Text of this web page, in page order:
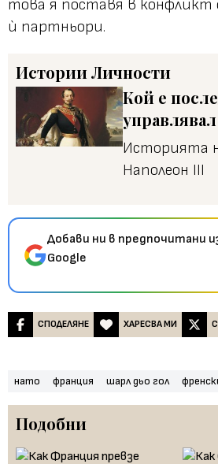
това я поставя в конфликт
ѝ партньори.
ИсторииЛичности
Кой е
Историята
Наполеон III
Добави ни в предпочитани
Google
СПОДЕЛЯНЕ ХАРЕСВА МИ
нато франция шарл дьо гол
Подобни